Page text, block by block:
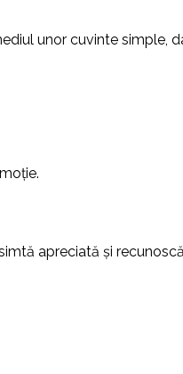
unor cuvinte simple,
apreciată și